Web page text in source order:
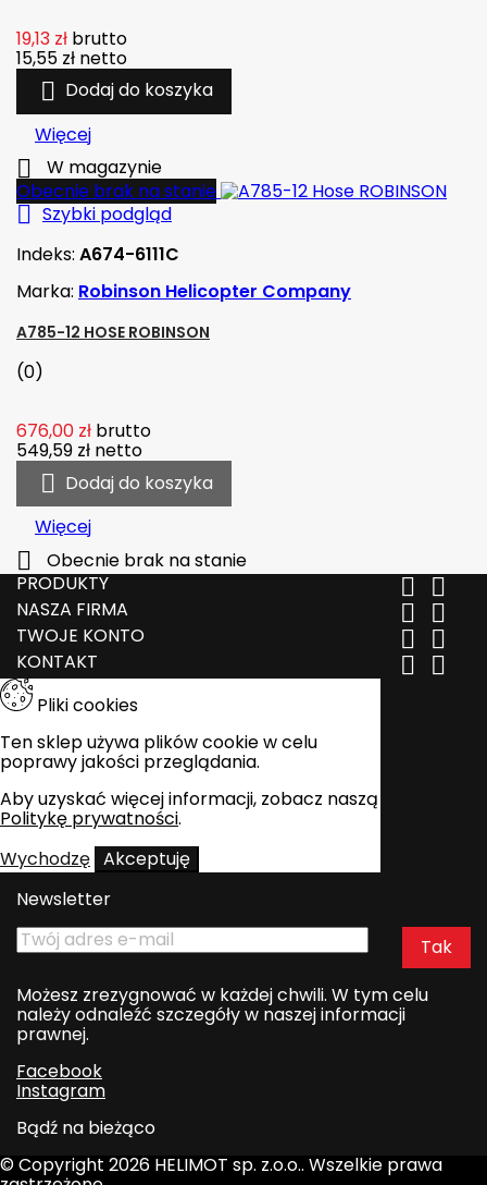
19,13 zł brutto
15,55 zł netto
 Dodaj do koszyka
Więcej

W magazynie
Obecnie brak na stanie
 Szybki podgląd
Indeks: A674-6111C
Marka: Robinson Helicopter Company
A785-12 HOSE ROBINSON
(0)
676,00 zł brutto
549,59 zł netto
 Dodaj do koszyka
Więcej

Obecnie brak na stanie
PRODUKTY
 
NASZA FIRMA  
TWOJE KONTO  
KONTAKT  
Pliki cookies
Ten sklep używa plików cookie w celu
poprawy jakości przeglądania.
Aby uzyskać więcej informacji, zobacz naszą
Politykę prywatności.
Wychodzę Akceptuję
Newsletter
Możesz zrezygnować w każdej chwili. W tym celu
należy odnaleźć szczegóły w naszej informacji
prawnej.
Facebook
Instagram
Bądź na bieżąco
© Copyright 2026 HELIMOT sp. z.o.o.. Wszelkie prawa